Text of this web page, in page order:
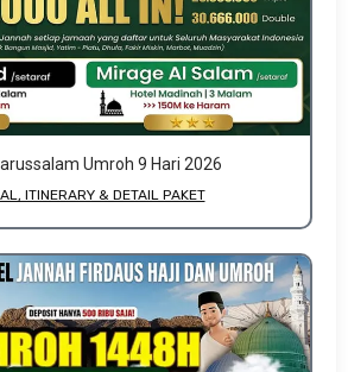
Umroh 9 Hari 2026
ITINERARY & DETAIL PAKET